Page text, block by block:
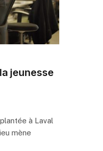
jeunesse
à Laval
mène